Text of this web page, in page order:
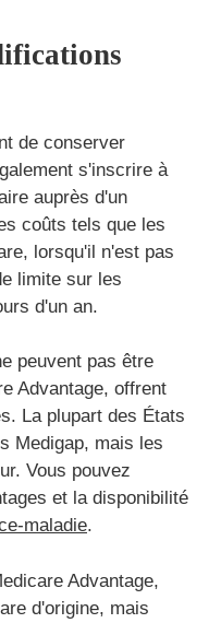
de conserver
s'inscrire à
auprès d'un
coûts tels que les
lorsqu'il n'est pas
limite sur les
d'un an.
peuvent pas être
Advantage, offrent
La plupart des États
Medigap, mais les
Vous pouvez
et la disponibilité
maladie.
Advantage,
d'origine, mais